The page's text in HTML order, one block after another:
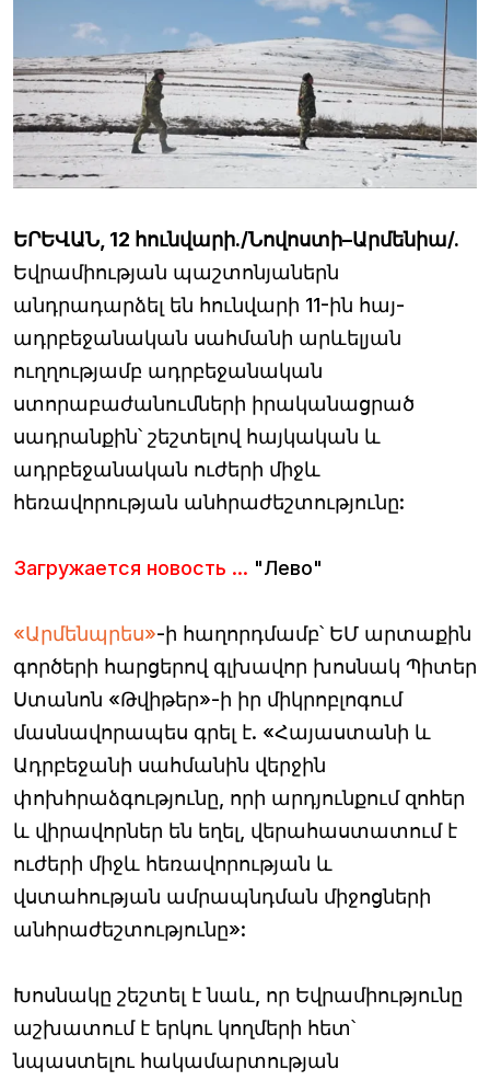
ԵՐԵՎԱՆ, 12 հունվարի./Նովոստի–Արմենիա/.
Եվրամիության պաշտոնյաներն
անդրադարձել են հունվարի 11-ին հայ-
ադրբեջանական սահմանի արևելյան
ուղղությամբ ադրբեջանական
ստորաբաժանումների իրականացրած
սադրանքին՝ շեշտելով հայկական և
ադրբեջանական ուժերի միջև
հեռավորության անհրաժեշտությունը:
Загружается новость ... "Лево"
«Արմենպրես»-ի հաղորդմամբ՝ ԵՄ արտաքին
գործերի հարցերով գլխավոր խոսնակ Պիտեր
Ստանոն «Թվիթեր»-ի իր միկրոբլոգում
մասնավորապես գրել է. «Հայաստանի և
Ադրբեջանի սահմանին վերջին
փոխհրաձգությունը, որի արդյունքում զոհեր
և վիրավորներ են եղել, վերահաստատում է
ուժերի միջև հեռավորության և
վստահության ամրապնդման միջոցների
անհրաժեշտությունը»:
Խոսնակը շեշտել է նաև, որ Եվրամիությունը
աշխատում է երկու կողմերի հետ՝
նպաստելու հակամարտության